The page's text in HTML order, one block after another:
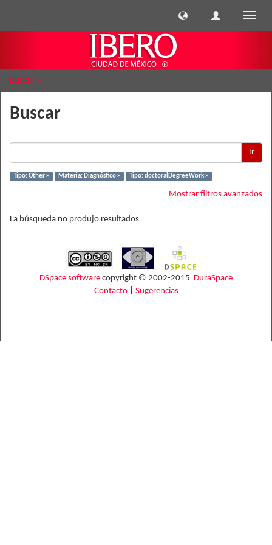
Buscar
Buscar
Ir
Tipo: Other × Materia: Diagnóstico × Tipo: doctoralDegreeWork ×
Mostrar filtros avanzados
La búsqueda no produjo resultados
DSpace software copyright © 2002-2015 DuraSpace
Contacto| Sugerencias